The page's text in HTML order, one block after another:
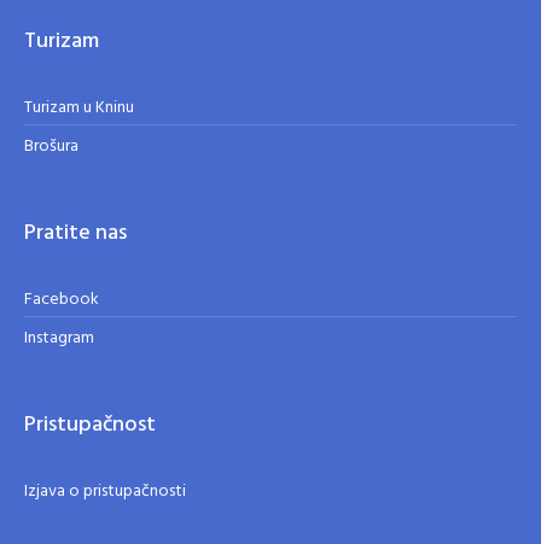
Turizam
Turizam u Kninu
Brošura
Pratite nas
Facebook
Instagram
Pristupačnost
Izjava o pristupačnosti